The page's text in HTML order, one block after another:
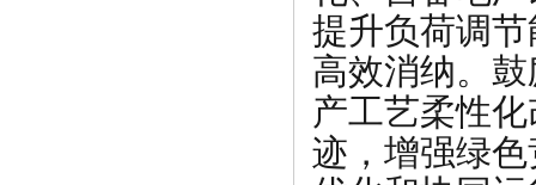
提升负荷调
高效消纳。
产工艺柔性
迹，增强绿